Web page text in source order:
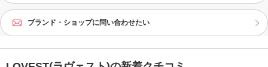
ブランド・ショップに問い合わせたい